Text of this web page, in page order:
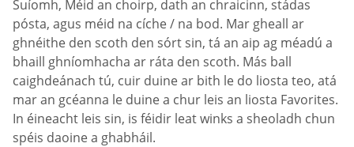
Suíomh, Méid an choirp, dath an chraicinn, stádas
pósta, agus méid na cíche / na bod. Mar gheall ar
ghnéithe den scoth den sórt sin, tá an aip ag méadú a
bhaill ghníomhacha ar ráta den scoth. Más ball
caighdeánach tú, cuir duine ar bith le do liosta teo, atá
mar an gcéanna le duine a chur leis an liosta Favorites.
In éineacht leis sin, is féidir leat winks a sheoladh chun
spéis daoine a ghabháil.